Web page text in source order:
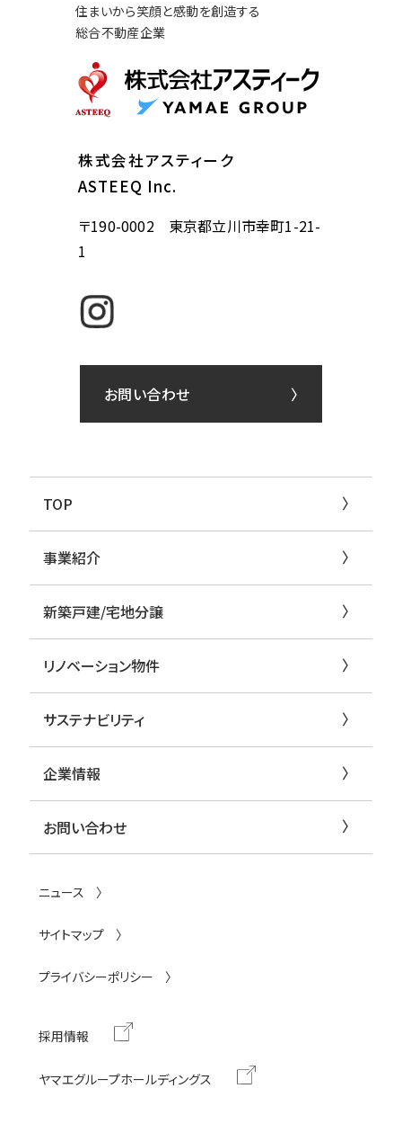
住まいから笑顔と感動を創造する
総合不動産企業
株式会社アスティーク
ASTEEQ Inc.
〒190-0002 東京都立川市幸町1-21-
1
TOP
事業紹介
新築戸建/宅地分譲
リノベーション物件
サステナビリティ
企業情報
お問い合わせ
ニュース
サイトマップ
プライバシーポリシー
採用情報
ヤマエグループホールディングス
お問い合わせ